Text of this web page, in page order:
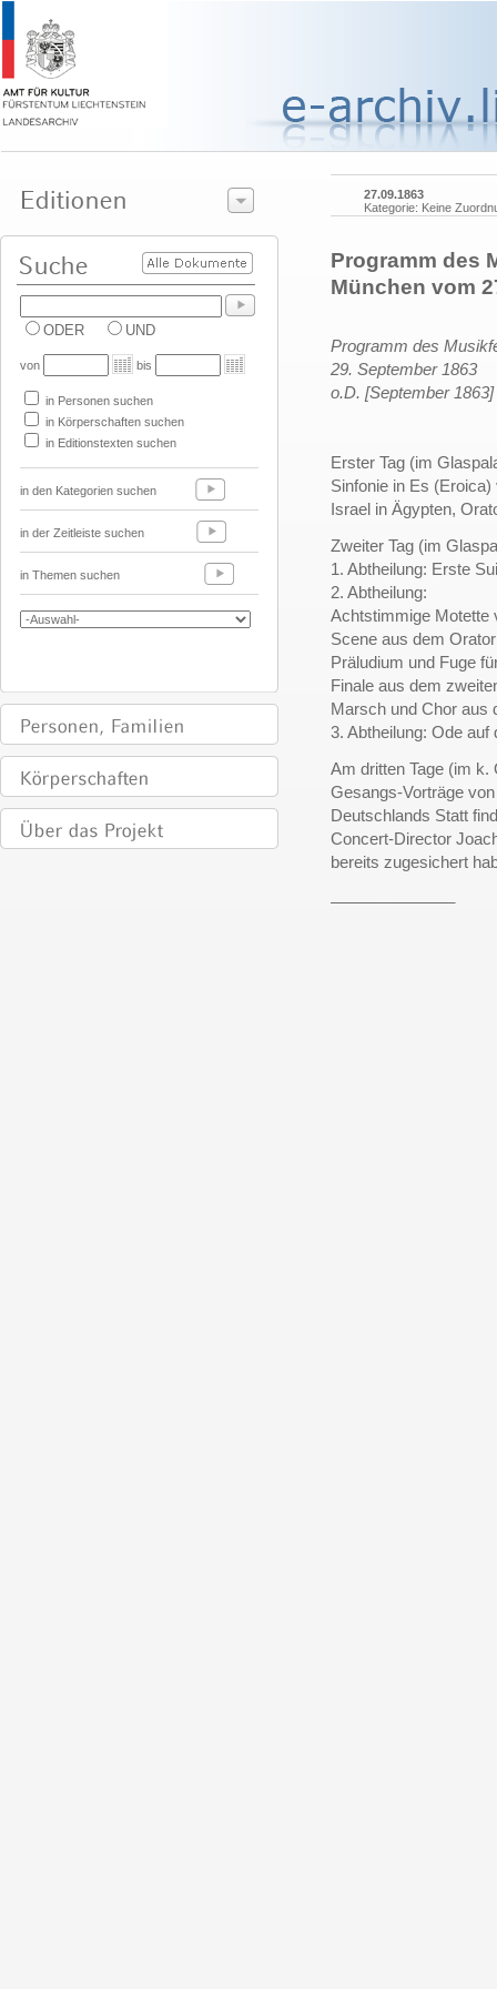
ODER UND
von bis
in Personen suchen
in Körperschaften suchen
in Editionstexten suchen
in den Kategorien suchen
in der Zeitleiste suchen
in Themen suchen
27.09.1863
Kategorie: Keine
Programm des
München vom
Programm des
29. September 1863
o.D. [September 1863]
Erster Tag (im
Sinfonie in Es
Israel in Ägypten,
Zweiter Tag (im
1. Abtheilung: Erste
2. Abtheilung:
Achtstimmige Motette
Scene aus dem
Präludium und Fuge
Finale aus dem
Marsch und Chor aus
3. Abtheilung: Ode auf
Am dritten Tage (im k.
Gesangs-Vorträge
Deutschlands Statt
Concert-Director
bereits zugesichert